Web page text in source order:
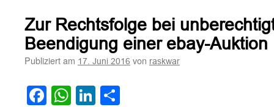
Zur Rechtsfolge bei
Beendigung einer ebay-Auktion
Publiziert am 17. Juni 2016 von raskwar
Facebook
WhatsApp
LinkedIn